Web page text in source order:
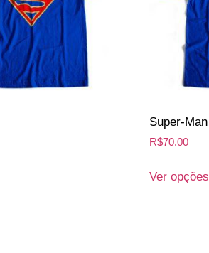
Super-Man
R$70.00
Ver opções